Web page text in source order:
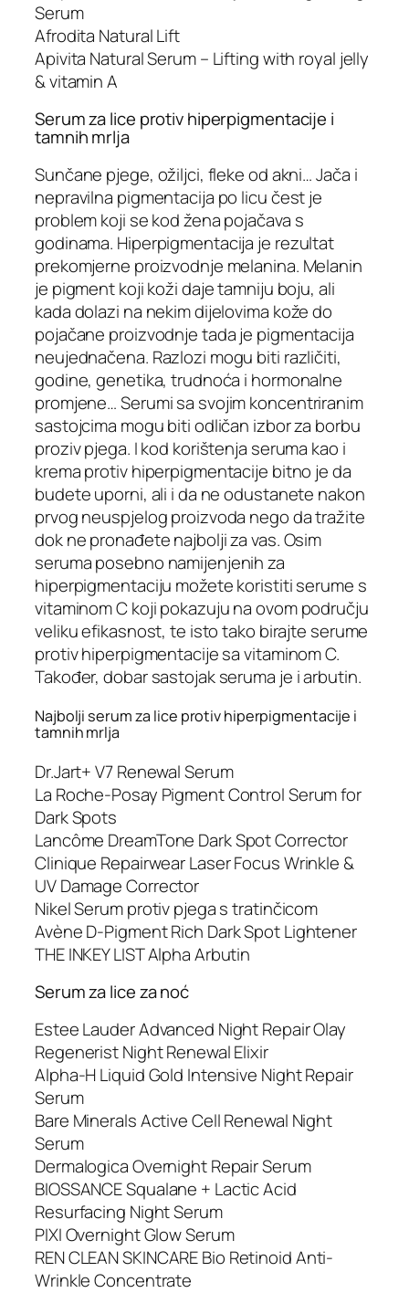
Serum
Afrodita Natural Lift
Apivita Natural Serum – Lifting with royal jelly
& vitamin A
Serum za lice protiv hiperpigmentacije i
tamnih mrlja
Sunčane pjege, ožiljci, fleke od akni… Jača i
nepravilna pigmentacija po licu čest je
problem koji se kod žena pojačava s
godinama. Hiperpigmentacija je rezultat
prekomjerne proizvodnje melanina. Melanin
je pigment koji koži daje tamniju boju, ali
kada dolazi na nekim dijelovima kože do
pojačane proizvodnje tada je pigmentacija
neujednačena. Razlozi mogu biti različiti,
godine, genetika, trudnoća i hormonalne
promjene… Serumi sa svojim koncentriranim
sastojcima mogu biti odličan izbor za borbu
proziv pjega. I kod korištenja seruma kao i
krema protiv hiperpigmentacije bitno je da
budete uporni, ali i da ne odustanete nakon
prvog neuspjelog proizvoda nego da tražite
dok ne pronađete najbolji za vas. Osim
seruma posebno namijenjenih za
hiperpigmentaciju možete koristiti serume s
vitaminom C koji pokazuju na ovom području
veliku efikasnost, te isto tako birajte serume
protiv hiperpigmentacije sa vitaminom C.
Također, dobar sastojak seruma je i arbutin.
Najbolji serum za lice protiv hiperpigmentacije i
tamnih mrlja
Dr.Jart+ V7 Renewal Serum
La Roche-Posay Pigment Control Serum for
Dark Spots
Lancôme DreamTone Dark Spot Corrector
Clinique Repairwear Laser Focus Wrinkle &
UV Damage Corrector
Nikel Serum protiv pjega s tratinčicom
Avène D-Pigment Rich Dark Spot Lightener
THE INKEY LIST Alpha Arbutin
Serum za lice za noć
Estee Lauder Advanced Night Repair Olay
Regenerist Night Renewal Elixir
Alpha-H Liquid Gold Intensive Night Repair
Serum
Bare Minerals Active Cell Renewal Night
Serum
Dermalogica Overnight Repair Serum
BIOSSANCE Squalane + Lactic Acid
Resurfacing Night Serum
PIXI Overnight Glow Serum
REN CLEAN SKINCARE Bio Retinoid Anti-
Wrinkle Concentrate